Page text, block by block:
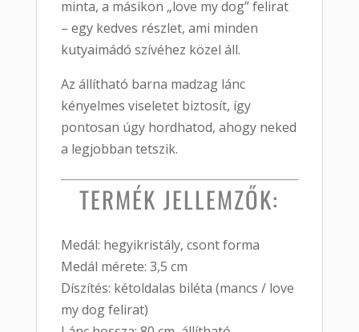
minta, a másikon „love my dog” felirat
– egy kedves részlet, ami minden
kutyaimádó szívéhez közel áll.
Az állítható barna madzag lánc
kényelmes viseletet biztosít, így
pontosan úgy hordhatod, ahogy neked
a legjobban tetszik.
TERMÉK JELLEMZŐK:
Medál: hegyikristály, csont forma
Medál mérete: 3,5 cm
Díszítés: kétoldalas biléta (mancs / love
my dog felirat)